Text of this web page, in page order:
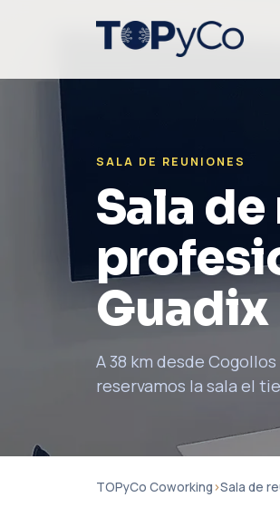
SALA DE REUNIONES
Sala
Guadix
A 38 km desde
reservamos la sala el
TOPyCo Coworking›Sala de